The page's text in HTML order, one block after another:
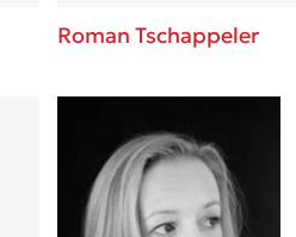
Roman Tschappeler